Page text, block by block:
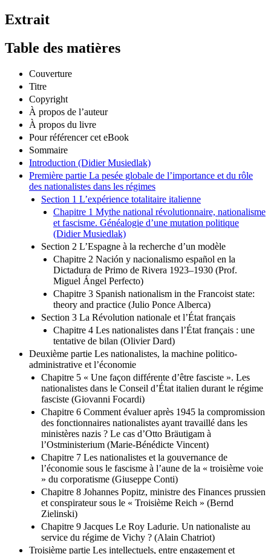
Extrait
Table des matières
Couverture
Titre
Copyright
À propos de l’auteur
À propos du livre
Pour référencer cet eBook
Sommaire
Introduction (Didier Musiedlak)
Première partie La pesée globale de l’importance et du rôle
des nationalistes dans les régimes
Section 1 L’expérience totalitaire italienne
Chapitre 1 Mythe national révolutionnaire, nationalisme
et fascisme. Généalogie d’une mutation politique
(Didier Musiedlak)
Section 2 L’Espagne à la recherche d’un modèle
Chapitre 2 Nación y nacionalismo español en la
Dictadura de Primo de Rivera 1923–1930 (Prof.
Miguel Ángel Perfecto)
Chapitre 3 Spanish nationalism in the Francoist state:
theory and practice (Julio Ponce Alberca)
Section 3 La Révolution nationale et l’État français
Chapitre 4 Les nationalistes dans l’État français : une
tentative de bilan (Olivier Dard)
Deuxième partie Les nationalistes, la machine politico-
administrative et l’économie
Chapitre 5 « Une façon différente d’être fasciste ». Les
nationalistes dans le Conseil d’État italien durant le régime
fasciste (Giovanni Focardi)
Chapitre 6 Comment évaluer après 1945 la compromission
des fonctionnaires nationalistes ayant travaillé dans les
ministères nazis ? Le cas d’Otto Bräutigam à
l’Ostministerium (Marie-Bénédicte Vincent)
Chapitre 7 Les nationalistes et la gouvernance de
l’économie sous le fascisme à l’aune de la « troisième voie
» du corporatisme (Giuseppe Conti)
Chapitre 8 Johannes Popitz, ministre des Finances prussien
et conspirateur sous le « Troisième Reich » (Bernd
Zielinski)
Chapitre 9 Jacques Le Roy Ladurie. Un nationaliste au
service du régime de Vichy ? (Alain Chatriot)
Troisième partie Les intellectuels, entre engagement et